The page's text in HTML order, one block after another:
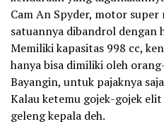
Cam An Spyder, motor super
satuannya dibandrol dengan
Memiliki kapasitas 998 cc,
hanya bisa dimiliki oleh
Bayangin, untuk pajaknya
Kalau ketemu gojek-gojek
geleng kepala deh.